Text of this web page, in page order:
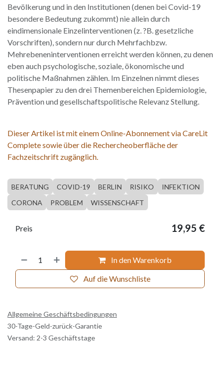
Bevölkerung und in den Institutionen (denen bei Covid-19
besondere Bedeutung zukommt) nie allein durch
eindimensionale Einzelinterventionen (z. ?B. gesetzliche
Vorschriften), sondern nur durch Mehrfachbzw.
Mehrebeneninterventionen erreicht werden können, zu denen
eben auch psychologische, soziale, ökonomische und
politische Maßnahmen zählen. Im Einzelnen nimmt dieses
Thesenpapier zu den drei Themenbereichen Epidemiologie,
Prävention und gesellschaftspolitische Relevanz Stellung.
Dieser Artikel ist mit einem Online-Abonnement via CareLit
Complete sowie über die Rechercheoberfläche der
Fachzeitschrift zugänglich.
BERATUNG COVID-19 BERLIN RISIKO
INFEKTION
CORONA
PROBLEM WISSENSCHAFT
In den Warenkorb
Auf die Wunschliste
Preis 19,95 €
Allgemeine Geschäftsbedingungen
30-Tage-Geld-zurück-Garantie
Versand: 2-3 Geschäftstage